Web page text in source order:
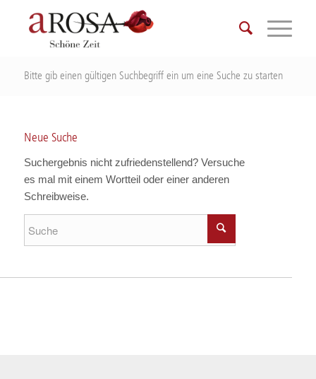
Bitte gib einen gültigen Suchbegriff ein um eine Suche zu starten
Neue Suche
Suchergebnis nicht zufriedenstellend? Versuche
es mal mit einem Wortteil oder einer anderen
Schreibweise.